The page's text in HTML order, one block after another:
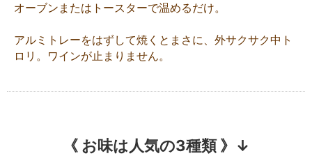
オーブンまたはトースターで温めるだけ。
アルミトレーをはずして焼くとまさに、外サクサク中ト
ロリ。ワインが止まりません。
《 お味は人気の3種類 》↓